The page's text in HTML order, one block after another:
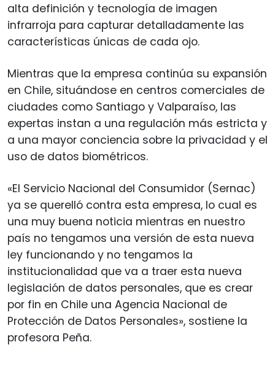
alta definición y tecnología de imagen
infrarroja para capturar detalladamente las
características únicas de cada ojo.
Mientras que la empresa continúa su expansión
en Chile, situándose en centros comerciales de
ciudades como Santiago y Valparaíso, las
expertas instan a una regulación más estricta y
a una mayor conciencia sobre la privacidad y el
uso de datos biométricos.
«El Servicio Nacional del Consumidor (Sernac)
ya se querelló contra esta empresa, lo cual es
una muy buena noticia mientras en nuestro
país no tengamos una versión de esta nueva
ley funcionando y no tengamos la
institucionalidad que va a traer esta nueva
legislación de datos personales, que es crear
por fin en Chile una Agencia Nacional de
Protección de Datos Personales», sostiene la
profesora Peña.